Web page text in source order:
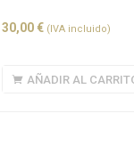
30,00 € (IVA incluido)
AÑADIR AL